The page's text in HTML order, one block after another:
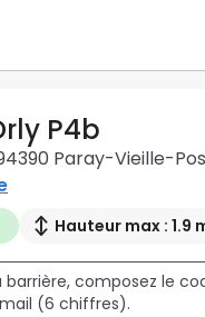
P4b
Paray-Vieille-
Hauteur max : 1.9
barrière, composez le
(6 chiffres).